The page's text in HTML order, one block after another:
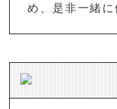
め、是非一緒に